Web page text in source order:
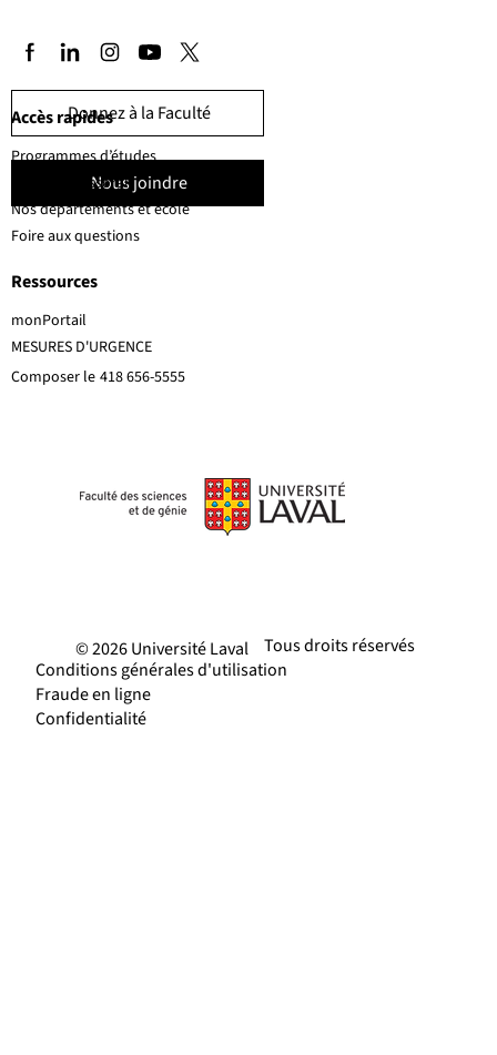
Donnez à la Faculté
Nous joindre
MESURES D'URGENCE
Composer le 418 656-5555
Accès rapides
Ressources
Programmes d’études
Corps professoral
Nos départements et école
Foire aux questions
monPortail
Tous droits réservés
© 2026 Université Laval
Conditions générales d'utilisation
Fraude en ligne
Confidentialité